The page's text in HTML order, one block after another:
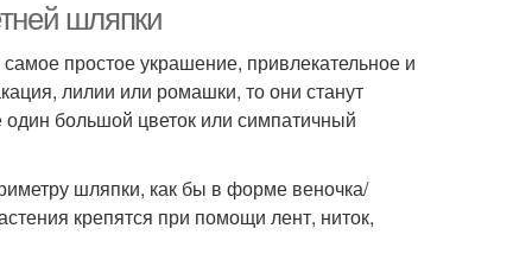
шляпки
простое украшение, привлекательное и
лилии или ромашки, то они станут
большой цветок или симпатичный
шляпки, как бы в форме веночка/
крепятся при помощи лент, ниток,